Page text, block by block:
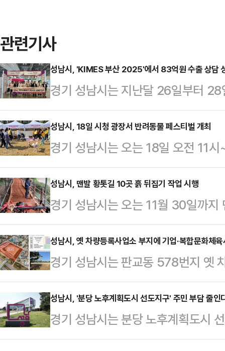
관련기사
성남시, 'KIMES 부산 2025'에서 83억원 수출 상담
경기 성남시는 지난달 26일부터
'KIMES BUSAN 2025 부산국제
의 수출 상담 실적을 거뒀다고 14
의료기기 관련 기업이 참여했으며,
전시품을 관람하고 상담을 진행했
헬스케어 기업과 함께 '성남시 공동
비즈니스 상담을 이어갔다. 참가
해 약…
성남시, 18일 시청 광장서 반려동물 페스티벌 개최
경기 성남시는 오는 18일 오전 11
반려동물 페스티벌'을 개최한다고
주제로 하는 이번 행사는 청소년을
즐기는 축제의 장으로 마련된다.이
사의 '애완견이 아닌 반려견, 새로
훈련사의 펫티켓 강의와 행동학 시
궁금증을 해소하는 토크콘서트 △
시청 광…
성남시, 맨발 황톳길 10곳 흙 뒤집기 작업 시행
경기 성남시는 오는 11월 30일까
작업을 시행한다고 10일 밝혔다.로
10~20㎝ 깊이까지 뒤집는 일이다.
을 걸을 때 부드럽고 폭신한 촉감을
6800만원을 들여 관리기(로터리
인력 외에 7명을 추가로 채용했다.
은 △위례공원 내 520m 구간 △희
…
성남시, 옛 차량등록사업소 부지에 기업·복합문화체
경기 성남시는 판교동 578번지 옛
유치 및 복합문화체육시설 조성'으
다고 2일 밝혔다. 16년간 방치된 부
으로 탈바꿈시키려는 시의 강력한
㎡ 가운데 1만2133㎡는 기업 및
성남시, '분당 노후계획도시 선도지구' 주민 부담 줄
경기 성남시는 분당 노후계획도시
지구 공모 당시 공고한 일부 평가